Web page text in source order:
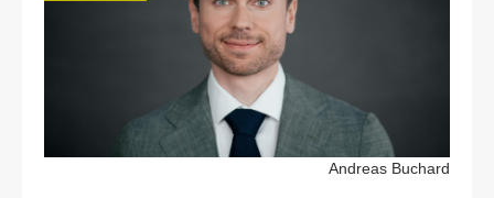
Andreas Buchard